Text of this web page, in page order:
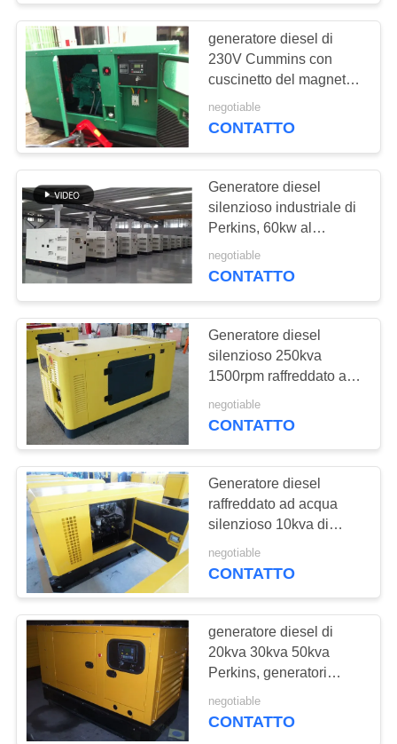
generatore del gas
naturale
Generatore diesel
marino
38
Generatore diesel di
Yanmar
Generatore di
container frigoriferi
generatore diesel di
230V Cummins con
cuscinetto del magnete
di rotazione il singolo
negotiable
CONTATTO
Generatore diesel
silenzioso industriale di
Perkins, 60kw al
generatore corrente di
auto 900kw
negotiable
CONTATTO
Generatore diesel
silenzioso 250kva
1500rpm raffreddato ad
acqua di Perkins
negotiable
CONTATTO
Generatore diesel
raffreddato ad acqua
silenzioso 10kva di
Perkins con 404D-11G il
motore, alternatore Auto-
negotiable
CONTATTO
generatore diesel di
20kva 30kva 50kva
Perkins, generatori
elettrici standby
negotiable
CONTATTO